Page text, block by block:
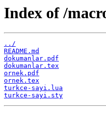
Index of /
../
README.md
dokumanlar.pdf
dokumanlar.tex
ornek.pdf
ornek.tex
turkce-sayi.lua
turkce-sayi.sty